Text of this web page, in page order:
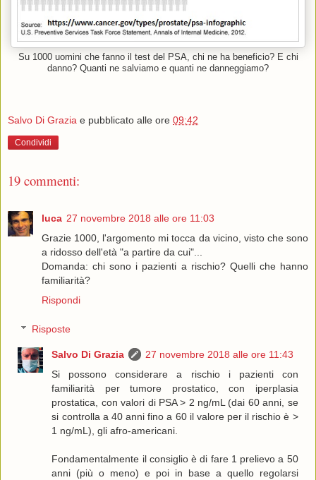
Su 1000 uomini che fanno il test del PSA, chi ne ha beneficio? E chi
danno? Quanti ne salviamo e quanti ne danneggiamo?
Salvo Di Grazia e pubblicato alle ore 09:42
Condividi
19 commenti:
luca 27 novembre 2018 alle ore 11:03
Grazie 1000, l'argomento mi tocca da vicino, visto che sono
a ridosso dell'età "a partire da cui"...
Domanda: chi sono i pazienti a rischio? Quelli che hanno
familiarità?
Rispondi
Risposte
Salvo Di Grazia
27 novembre 2018 alle ore 11:43
Si possono considerare a rischio i pazienti con
familiarità per tumore prostatico, con iperplasia
prostatica, con valori di PSA > 2 ng/mL (dai 60 anni, se
si controlla a 40 anni fino a 60 il valore per il rischio è >
1 ng/mL), gli afro-americani.
Fondamentalmente il consiglio è di fare 1 prelievo a 50
anni (più o meno) e poi in base a quello regolarsi